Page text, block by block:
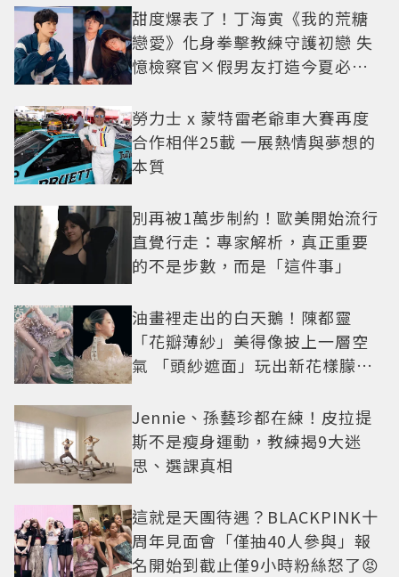
甜度爆表了！丁海寅《我的荒糖
戀愛》化身拳擊教練守護初戀 失
憶檢察官×假男友打造今夏必看
勞力士 x 蒙特雷老爺車大賽再度
合作相伴25載 一展熱情與夢想的
本質
別再被1萬步制約！歐美開始流行
直覺行走：專家解析，真正重要
的不是步數，而是「這件事」
油畫裡走出的白天鵝！陳都靈
「花瓣薄紗」美得像披上一層空
氣 「頭紗遮面」玩出新花樣朦朧
Jennie、孫藝珍都在練！皮拉提
斯不是瘦身運動，教練揭9大迷
思、選課真相
這就是天團待遇？BLACKPINK十
周年見面會「僅抽40人參與」報
名開始到截止僅9小時粉絲怒了😡